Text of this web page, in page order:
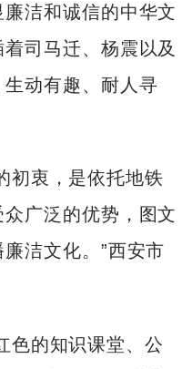
洁和诚信的中华文
司马迁、杨震以及
动有趣、耐人寻
初衷，是依托地铁
广泛的优势，图文
洁文化。”西安市
色的知识课堂、公